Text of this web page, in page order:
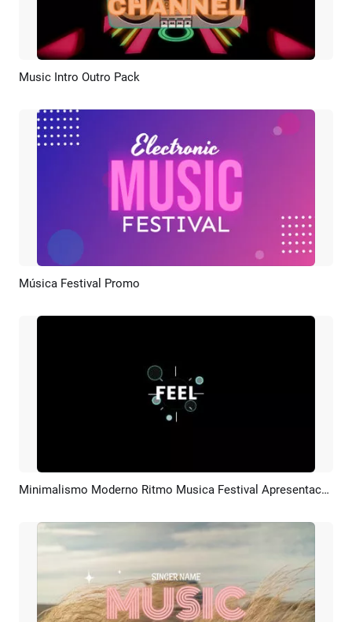
Pré-visualizar
Music Intro Outro Pack
Pré-visualizar
Música Festival Promo
Pré-visualizar Criar IA Minimalismo Moderno Ritmo Musica Festival Apresentacao De Slides Promo Anúncio